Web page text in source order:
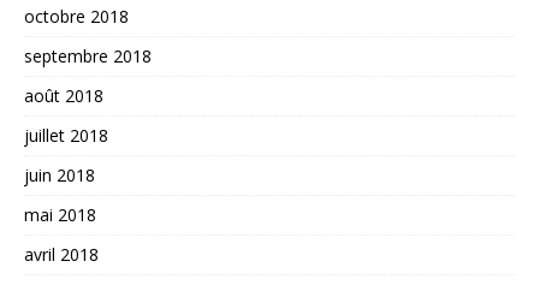
octobre 2018
septembre 2018
août 2018
juillet 2018
juin 2018
mai 2018
avril 2018